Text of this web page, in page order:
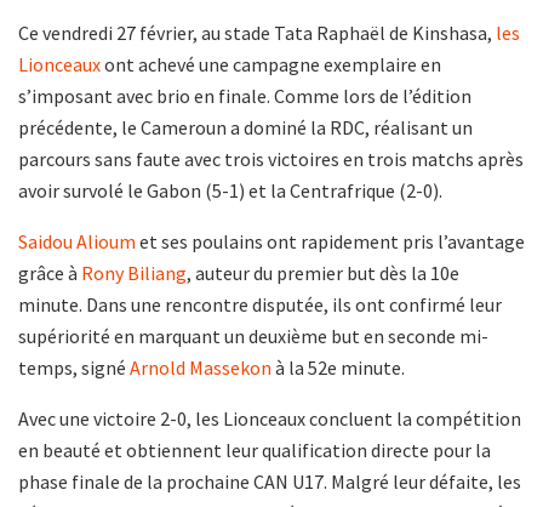
Ce vendredi 27 février, au stade Tata Raphaël de Kinshasa, les
Lionceauxont achevé une campagne exemplaire en
s’imposant avec brio en finale. Comme lors de l’édition
précédente, le Cameroun a dominé la RDC, réalisant un
parcours sans faute avec trois victoires en trois matchs après
avoir survolé le Gabon (5-1) et la Centrafrique (2-0).
Saidou Alioum et ses poulains ont rapidement pris l’avantage
grâce à Rony Biliang, auteur du premier but dès la 10e
minute. Dans une rencontre disputée, ils ont confirmé leur
supériorité en marquant un deuxième but en seconde mi-
temps, signé Arnold Massekon à la 52e minute.
Avec une victoire 2-0, les Lionceaux concluent la compétition
en beauté et obtiennent leur qualification directe pour la
phase finale de la prochaine CAN U17. Malgré leur défaite, les